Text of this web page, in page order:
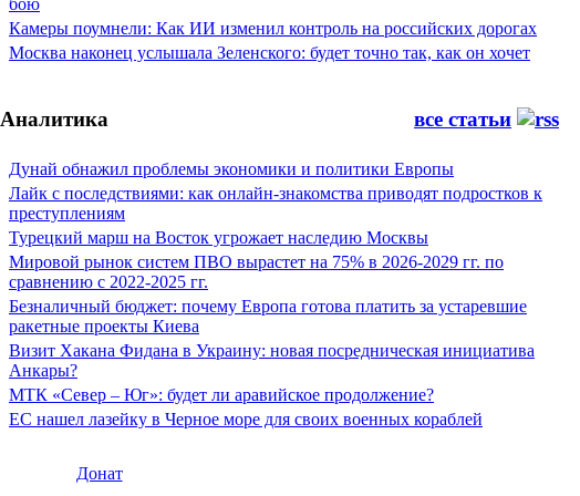
бою
Камеры поумнели: Как ИИ изменил контроль на российских дорогах
Москва наконец услышала Зеленского: будет точно так, как он хочет
Аналитика все статьи
Дунай обнажил проблемы экономики и политики Европы
Лайк с последствиями: как онлайн-знакомства приводят подростков к
преступлениям
Турецкий марш на Восток угрожает наследию Москвы
Мировой рынок систем ПВО вырастет на 75% в 2026-2029 гг. по
сравнению с 2022-2025 гг.
Безналичный бюджет: почему Европа готова платить за устаревшие
ракетные проекты Киева
Визит Хакана Фидана в Украину: новая посредническая инициатива
Анкары?
МТК «Север – Юг»: будет ли аравийское продолжение?
ЕС нашел лазейку в Черное море для своих военных кораблей
Донат